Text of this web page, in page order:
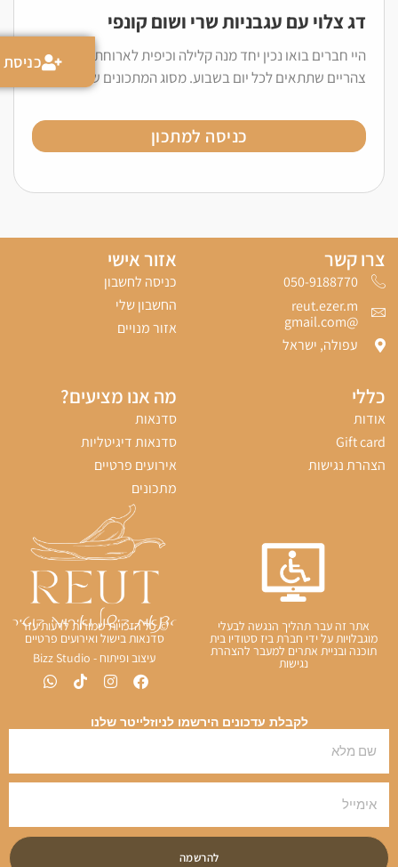
דג צלוי עם עגבניות שרי ושום קונפי
היי חברים בואו נכין יחד מנה קלילה וכיפית לארוחת ערב או
צהריים שתתאים לכל יום בשבוע. מסוג המתכונים שהכי כיף
כניסה למתכון
צרו קשר
050-9188770‬
reut.ezer.m
@gmail.com
עפולה, ישראל
אזור אישי
כניסה לחשבון
החשבון שלי
אזור מנויים
כללי
אודות
Gift card
הצהרת נגישות
מה אנו מציעים?
סדנאות
סדנאות דיגיטליות
אירועים פרטיים
מתכונים
אתר זה עבר תהליך הנגשה לבעלי
מוגבלויות על ידי חברת ביז סטודיו בית
תוכנה ובניית אתרים למעבר להצהרת
נגישות
© כל הזכויות שמורות לרעות עזר
סדנאות בישול ואירועים פרטיים
עיצוב ופיתוח - Bizz Studio
כניסת
לקבלת עדכונים הירשמו לניוזלייטר שלנו
להרשמה